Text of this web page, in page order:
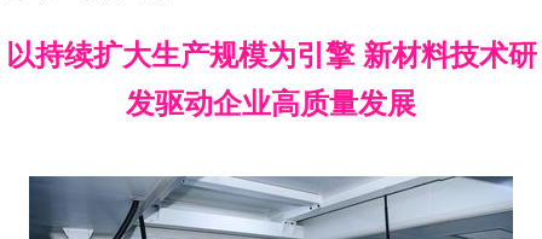
以持续扩大生产规模为引擎 新材料技术研
发驱动企业高质量发展